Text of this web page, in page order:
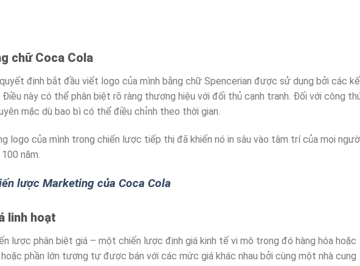
chữ Coca Cola
định bắt đầu viết logo của mình bằng chữ Spencerian được sử dụng bởi các kế
này có thể phân biệt rõ ràng thương hiệu với đối thủ cạnh tranh. Đối với công
mặc dù bao bì có thể điều chỉnh theo thời gian.
logo của mình trong chiến lược tiếp thị đã khiến nó in sâu vào tâm trí của mọi
năm.
lược Marketing của Coca Cola
linh hoạt
lược phân biệt giá – một chiến lược định giá kinh tế vi mô trong đó hàng hóa hoặc
phần lớn tương tự được bán với các mức giá khác nhau bởi cùng một nhà cung